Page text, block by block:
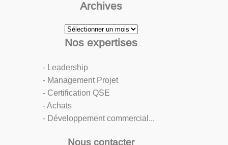
Archives
Archives
Nos expertises
- Leadership
- Management Projet
- Certification QSE
- Achats
- Développement commercial...
Nous contacter